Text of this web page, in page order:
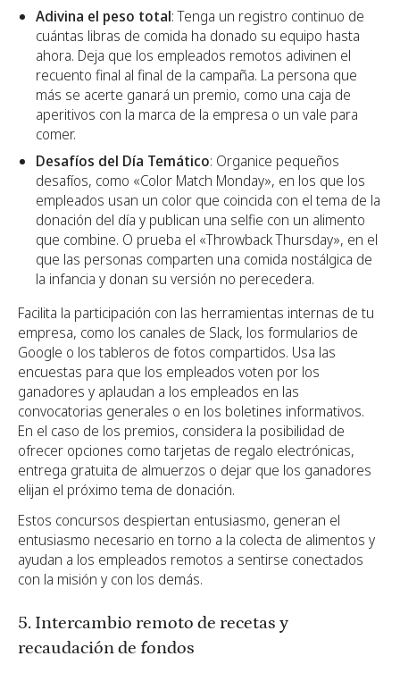
Adivina el peso total: Tenga un registro continuo de
cuántas libras de comida ha donado su equipo hasta
ahora. Deja que los empleados remotos adivinen el
recuento final al final de la campaña. La persona que
más se acerte ganará un premio, como una caja de
aperitivos con la marca de la empresa o un vale para
comer.
Desafíos del Día Temático: Organice pequeños
desafíos, como «Color Match Monday», en los que los
empleados usan un color que coincida con el tema de la
donación del día y publican una selfie con un alimento
que combine. O prueba el «Throwback Thursday», en el
que las personas comparten una comida nostálgica de
la infancia y donan su versión no perecedera.
Facilita la participación con las herramientas internas de tu
empresa, como los canales de Slack, los formularios de
Google o los tableros de fotos compartidos. Usa las
encuestas para que los empleados voten por los
ganadores y aplaudan a los empleados en las
convocatorias generales o en los boletines informativos.
En el caso de los premios, considera la posibilidad de
ofrecer opciones como tarjetas de regalo electrónicas,
entrega gratuita de almuerzos o dejar que los ganadores
elijan el próximo tema de donación.
Estos concursos despiertan entusiasmo, generan el
entusiasmo necesario en torno a la colecta de alimentos y
ayudan a los empleados remotos a sentirse conectados
con la misión y con los demás.
5. Intercambio remoto de recetas y
recaudación de fondos